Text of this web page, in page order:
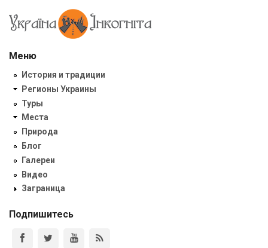
Меню
История и традиции
Регионы Украины
Туры
Места
Природа
Блог
Галереи
Видео
Заграница
Подпишитесь